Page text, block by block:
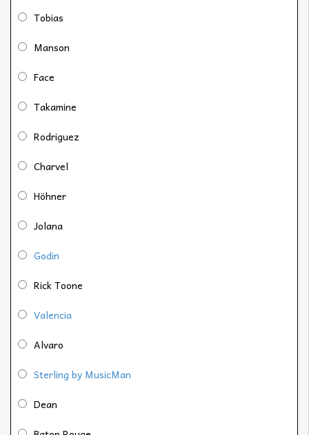
Tobias
Manson
Face
Takamine
Rodriguez
Charvel
Höhner
Jolana
Godin
Rick Toone
Valencia
Alvaro
Sterling by MusicMan
Dean